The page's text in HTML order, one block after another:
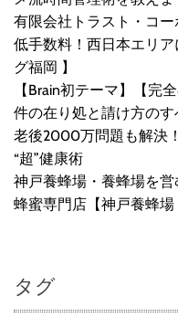
有限会社トラスト・コー
低手数料！西日本エリ
グ福岡 】
【Brain初テーマ】【完
件の在り処と請け方の
老後2000万問題も解決
“超”健康術
神戸養蜂場・養蜂場を
蜂蜜専門店【神戸養蜂場
タグ